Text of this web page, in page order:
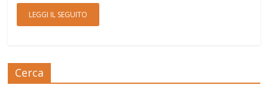
LEGGI IL SEGUITO
Cerca